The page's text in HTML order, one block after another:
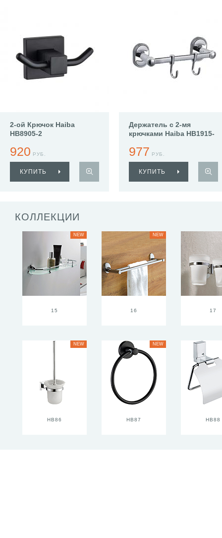
2-ой Крючок Haiba
HB8905-2
920 РУБ.
КУПИТЬ
Держатель с 2-мя
крючками Haiba HB1915-
977 РУБ.
КУПИТЬ
КОЛЛЕКЦИИ
15
NEW
16
NEW
17
HB86
NEW
HB87
NEW
HB88